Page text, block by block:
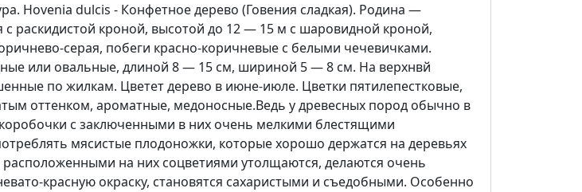
Hovenia dulcis - Конфетное дерево (Говения сладкая). Родина —
раскидистой кроной, высотой до 12 — 15 м с шаровидной кроной,
серая, побеги красно-коричневые с белыми чечевичками.
или овальные, длиной 8 — 15 см, шириной 5 — 8 см. На верхнвй
по жилкам. Цветет дерево в июне-июле. Цветки пятилепестковые,
оттенком, ароматные, медоносные.Ведь у древесных пород обычно в
с заключенными в них очень мелкими блестящими
мясистые плодоножки, которые хорошо держатся на деревьях
на них соцветиями утолщаются, делаются очень
красную окраску, становятся сахаристыми и съедобными. Особенно